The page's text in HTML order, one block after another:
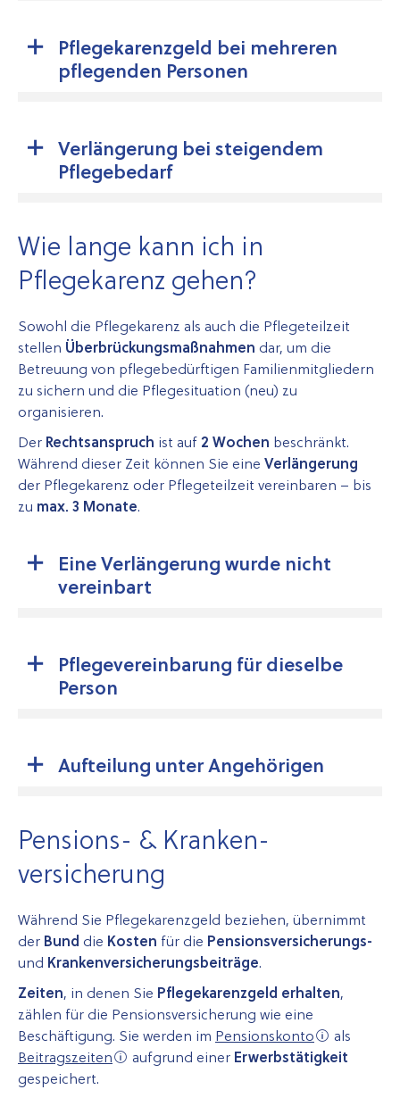
Pflegekarenzgeld bei mehreren
pflegenden Personen
Verlängerung bei steigendem
Pflegebedarf
Wie lange kann ich in
Pflegekarenz gehen?
Sowohl die Pflegekarenz als auch die Pflegeteilzeit
stellen Überbrückungsmaßnahmen dar, um die
Betreuung von pflegebedürftigen Familienmitgliedern
zu sichern und die Pflegesituation (neu) zu
organisieren.
Der Rechtsanspruch ist auf2 Wochen beschränkt.
Während dieser Zeit können Sie eine Verlängerung
der Pflegekarenz oder Pflegeteilzeit vereinbaren – bis
zu max. 3 Monate.
Eine Verlängerung wurde nicht
vereinbart
Pflegevereinbarung für dieselbe
Person
Aufteilung unter Angehörigen
Pensions- & Kranken­
versicherung
Während Sie Pflegekarenzgeld beziehen, übernimmt
der Bund die Kosten für die Pensionsversicherungs-
und Krankenversicherungs­beiträge.
Zeiten, in denen Sie Pflegekarenzgeld erhalten,
zählen für die Pensionsversicherung wie eine
Beschäftigung. Sie werden im Pensions­konto
als
Beitragszeiten
aufgrund einer Erwerbstätigkeit
gespeichert.